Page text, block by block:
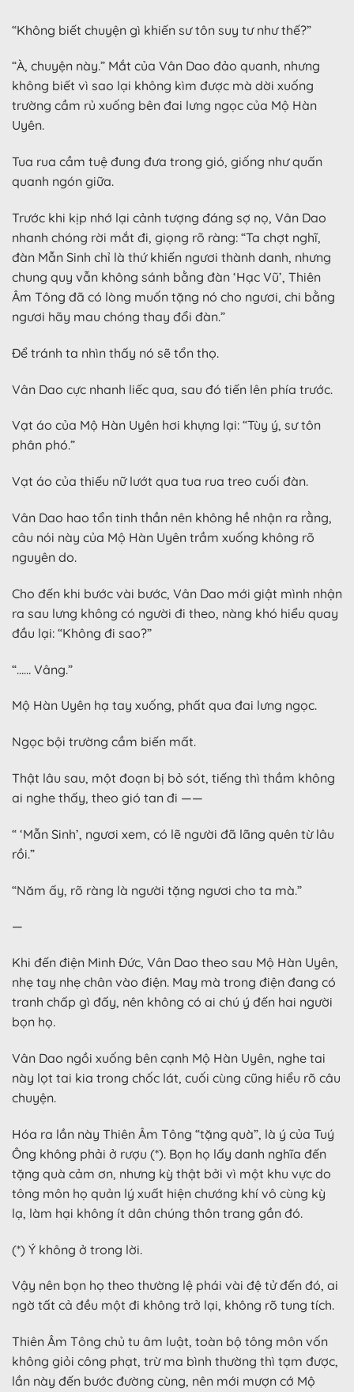
“Không biết chuyện gì khiến sư tôn suy tư như thế?”
“À, chuyện này.” Mắt của Vân Dao đảo quanh, nhưng
không biết vì sao lại không kìm được mà dời xuống
trường cầm rủ xuống bên đai lưng ngọc của Mộ Hàn
Uyên.
Tua rua cầm tuệ đung đưa trong gió, giống như quấn
quanh ngón giữa.
Trước khi kịp nhớ lại cảnh tượng đáng sợ nọ, Vân Dao
nhanh chóng rời mắt đi, giọng rõ ràng: “Ta chợt nghĩ,
đàn Mẫn Sinh chỉ là thứ khiến ngươi thành danh, nhưng
chung quy vẫn không sánh bằng đàn ‘Hạc Vũ’, Thiên
Âm Tông đã có lòng muốn tặng nó cho ngươi, chi bằng
ngươi hãy mau chóng thay đổi đàn.”
Để tránh ta nhìn thấy nó sẽ tổn thọ.
Vân Dao cực nhanh liếc qua, sau đó tiến lên phía trước.
Vạt áo của Mộ Hàn Uyên hơi khựng lại: “Tùy ý, sư tôn
phân phó.”
Vạt áo của thiếu nữ lướt qua tua rua treo cuối đàn.
Vân Dao hao tổn tinh thần nên không hề nhận ra rằng,
câu nói này của Mộ Hàn Uyên trầm xuống không rõ
nguyên do.
Cho đến khi bước vài bước, Vân Dao mới giật mình nhận
ra sau lưng không có người đi theo, nàng khó hiểu quay
đầu lại: “Không đi sao?”
“…… Vâng.”
Mộ Hàn Uyên hạ tay xuống, phất qua đai lưng ngọc.
Ngọc bội trường cầm biến mất.
Thật lâu sau, một đoạn bị bỏ sót, tiếng thì thầm không
ai nghe thấy, theo gió tan đi ——
“ ‘Mẫn Sinh’, ngươi xem, có lẽ người đã lãng quên từ lâu
rồi.”
“Năm ấy, rõ ràng là người tặng ngươi cho ta mà.”
—
Khi đến điện Minh Đức, Vân Dao theo sau Mộ Hàn Uyên,
nhẹ tay nhẹ chân vào điện. May mà trong điện đang có
tranh chấp gì đấy, nên không có ai chú ý đến hai người
bọn họ.
Vân Dao ngồi xuống bên cạnh Mộ Hàn Uyên, nghe tai
này lọt tai kia trong chốc lát, cuối cùng cũng hiểu rõ câu
chuyện.
Hóa ra lần này Thiên Âm Tông “tặng quà”, là ý của Tuý
Ông không phải ở rượu (*). Bọn họ lấy danh nghĩa đến
tặng quà cảm ơn, nhưng kỳ thật bởi vì một khu vực do
tông môn họ quản lý xuất hiện chướng khí vô cùng kỳ
lạ, làm hại không ít dân chúng thôn trang gần đó.
(*) Ý không ở trong lời.
Vậy nên bọn họ theo thường lệ phái vài đệ tử đến đó, ai
ngờ tất cả đều một đi không trở lại, không rõ tung tích.
Thiên Âm Tông chủ tu âm luật, toàn bộ tông môn vốn
không giỏi công phạt, trừ ma bình thường thì tạm được,
lần này đến bước đường cùng, nên mới mượn cớ Mộ